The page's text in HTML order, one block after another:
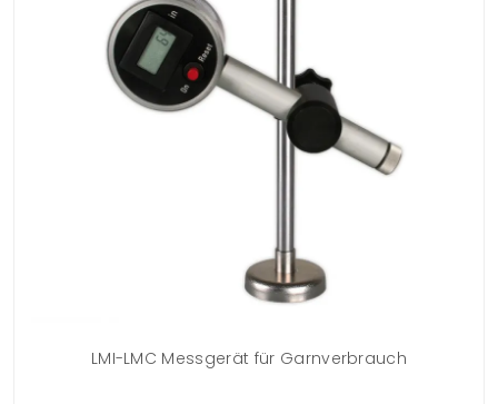
LMI-LMC Messgerät für Garnverbrauch